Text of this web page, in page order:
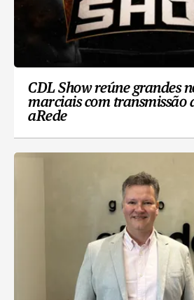
CDL Show reúne grandes
marciais com transmissão
aRede